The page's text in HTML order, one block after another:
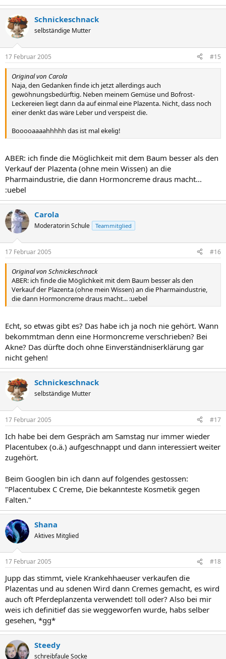
Schnickeschnack
selbständige Mutter
17 Februar 2005 #15
Original von Carola
Naja, den Gedanken finde ich jetzt allerdings auch
gewöhnungsbedürftig. Neben meinem Gemüse und Bofrost-
Leckereien liegt dann da auf einmal eine Plazenta. Nicht, dass noch
einer denkt das wäre Leber und verspeist die.
Booooaaaahhhhh das ist mal ekelig!
ABER: ich finde die Möglichkeit mit dem Baum besser als den
Verkauf der Plazenta (ohne mein Wissen) an die
Pharmaindustrie, die dann Hormoncreme draus macht...
:uebel
Carola
Moderatorin Schule Teammitglied
17 Februar 2005 #16
Original von Schnickeschnack
ABER: ich finde die Möglichkeit mit dem Baum besser als den
Verkauf der Plazenta (ohne mein Wissen) an die Pharmaindustrie,
die dann Hormoncreme draus macht... :uebel
Echt, so etwas gibt es? Das habe ich ja noch nie gehört. Wann
bekommtman denn eine Hormoncreme verschrieben? Bei
Akne? Das dürfte doch ohne Einverständniserklärung gar
nicht gehen!
Schnickeschnack
selbständige Mutter
17 Februar 2005 #17
Ich habe bei dem Gespräch am Samstag nur immer wieder
Placentubex (o.ä.) aufgeschnappt und dann interessiert weiter
zugehört.
Beim Googlen bin ich dann auf folgendes gestossen:
"Placentubex C Creme, Die bekannteste Kosmetik gegen
Falten."
Shana
Aktives Mitglied
17 Februar 2005 #18
Jupp das stimmt, viele Krankehhaeuser verkaufen die
Plazentas und au sdenen Wird dann Cremes gemacht, es wird
auch oft Pferdeplanzenta verwendet! toll oder? Also bei mir
weis ich definitief das sie weggeworfen wurde, habs selber
gesehen, *gg*
Steedy
schreibfaule Socke